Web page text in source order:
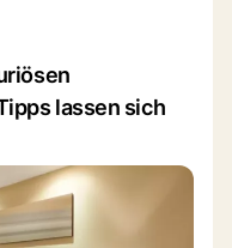
lassen sich